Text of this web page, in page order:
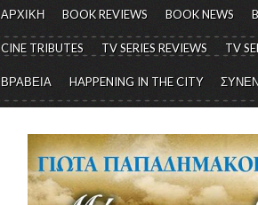
ΑΡΧΙΚΗ BOOK REVIEWS BOOK NEWS
CINE TRIBUTES TV SERIES REVIEWS TV
ΒΡΑΒΕΙΑ HAPPENING IN THE CITY